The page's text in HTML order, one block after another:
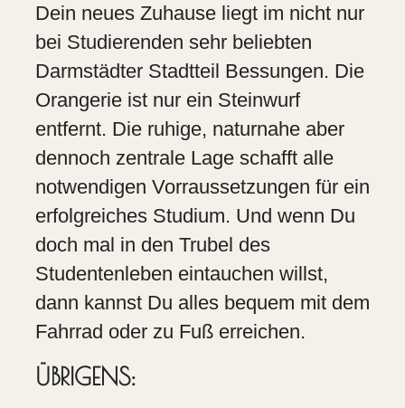
Dein neues Zuhause liegt im nicht nur
bei Studierenden sehr beliebten
Darmstädter Stadtteil Bessungen. Die
Orangerie ist nur ein Steinwurf
entfernt. Die ruhige, naturnahe aber
dennoch zentrale Lage schafft alle
notwendigen Vorraussetzungen für ein
erfolgreiches Studium. Und wenn Du
doch mal in den Trubel des
Studentenleben eintauchen willst,
dann kannst Du alles bequem mit dem
Fahrrad oder zu Fuß erreichen.
ÜBRIGENS: